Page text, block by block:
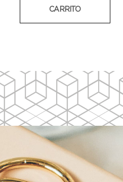
CARRITO